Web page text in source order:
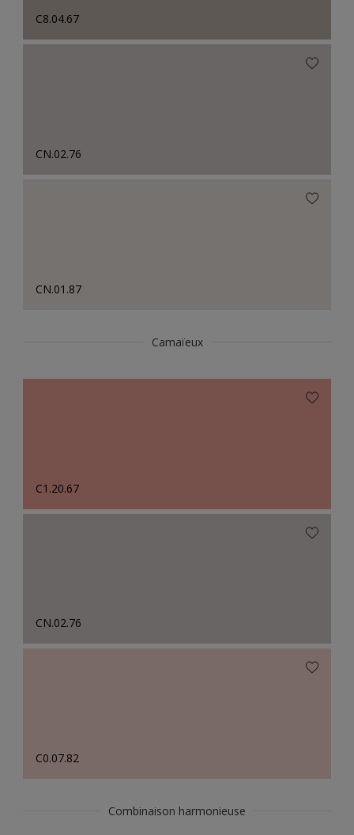
C8.04.67
CN.02.76
CN.01.87
Camaïeux
C1.20.67
CN.02.76
C0.07.82
Combinaison harmonieuse